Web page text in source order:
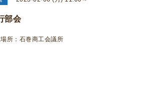
部会
所：石巻商工会議所